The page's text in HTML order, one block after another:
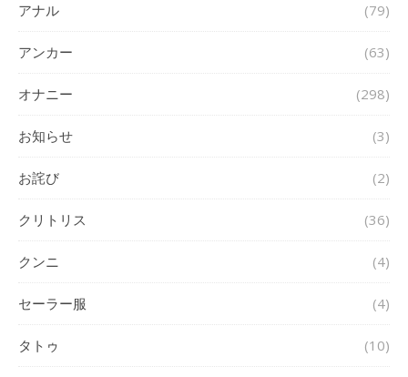
アナル (79)
アンカー (63)
オナニー (298)
お知らせ (3)
お詫び (2)
クリトリス (36)
クンニ (4)
セーラー服 (4)
タトゥ (10)